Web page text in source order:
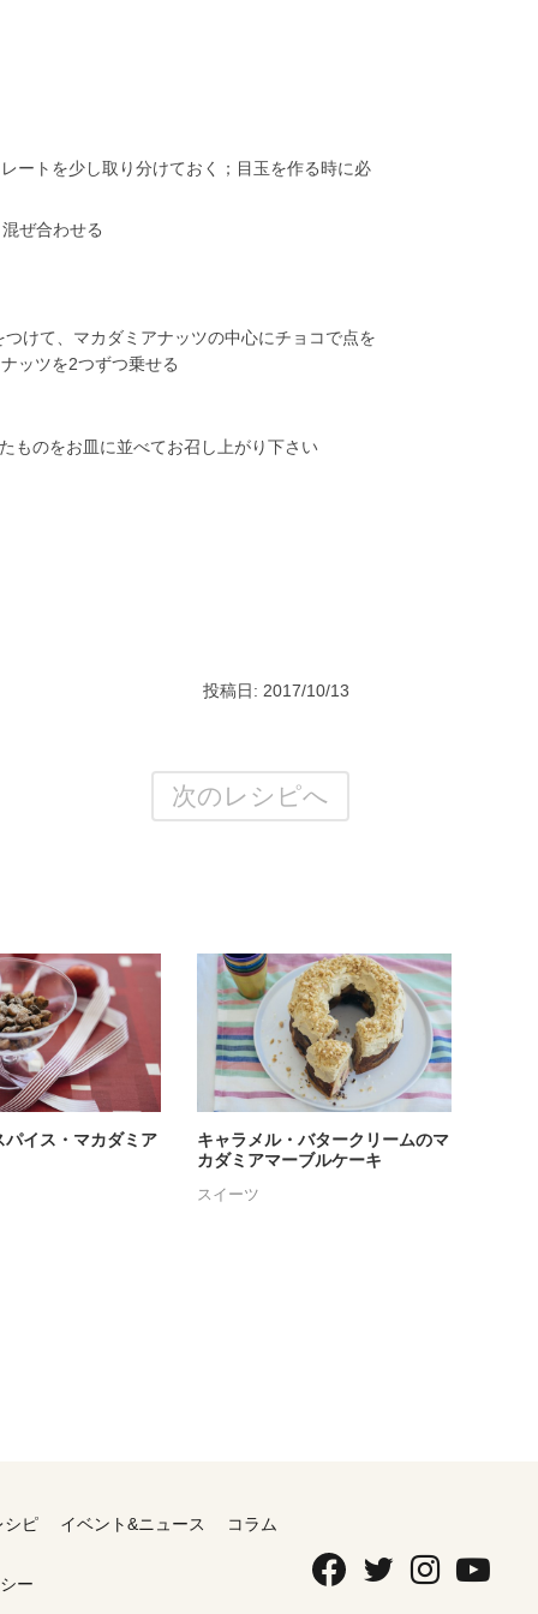
ートを少し取り分けておく；目玉を作る時に必
ぜ合わせる
けて、マカダミアナッツの中心にチョコで点を
ッツを2つずつ乗せる
ものをお皿に並べてお召し上がり下さい
投稿日: 2017/10/13
次のレシピへ
パイス・マカダミア
キャラメル・バタークリームのマ
カダミアマーブルケーキ
スイーツ
シピ イベント&ニュース コラム
ー